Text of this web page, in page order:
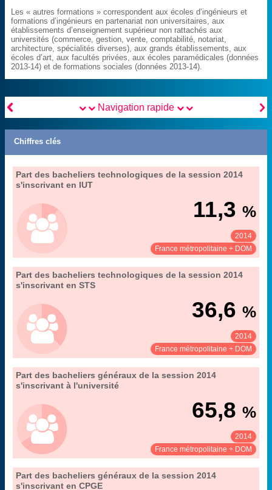
Les « autres formations » correspondent aux écoles d’ingénieurs et
formations d’ingénieurs en partenariat non universitaires, aux
établissements d’enseignement supérieur non rattachés aux
universités (commerce, gestion, vente, comptabilité, notariat,
architecture, spécialités diverses), aux grands établissements, aux
écoles d’art, aux facultés privées, aux écoles paramédicales (données
2013-14) et de formations sociales (données 2013-14).
 
Navigation rapide
Chiffres clés
Part des bacheliers technologiques de la session 2014
s'inscrivant en IUT
11,3 %
2014
France métropolitaine + DOM
Voir :
Partager :
Extrait de la fiche "
10. l’accès à l’enseignement supérieur
".
Part des bacheliers technologiques de la session 2014
s'inscrivant en STS
36,6 %
2014
France métropolitaine + DOM
Voir :
Partager :
Extrait de la fiche "
10. l’accès à l’enseignement supérieur
".
Part des bacheliers généraux de la session 2014
s'inscrivant à l'université
65,8 %
2014
France métropolitaine + DOM
Voir :
Partager :
Extrait de la fiche "
10. l’accès à l’enseignement supérieur
".
Part des bacheliers généraux de la session 2014
s'inscrivant en CPGE
Extrait de la fiche "
10. l’accès à l’enseignement supérieur
".